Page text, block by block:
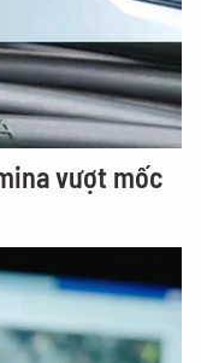
vượt mốc